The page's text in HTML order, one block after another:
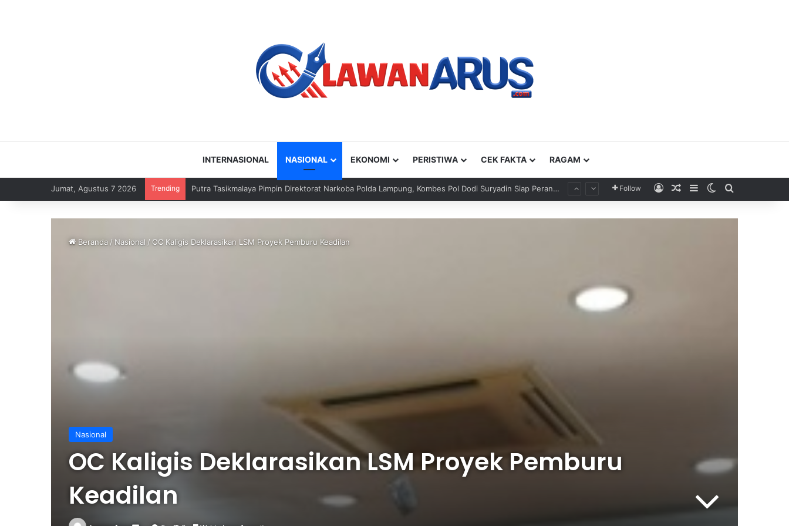
INTERNASIONAL NASIONAL EKONOMI PERISTIWA CEK FAKTA RAGAM
Jumat, Agustus 7 2026 Trending
FWK: Jurnalis Kawal Perkembangan Kasus MBG, KEJAGUNG Dituntut Lebih Tranparan Dan Bekukan Harta Tersangka
Follow MasukArtikel Acak
SidebarSwitch skin
Cari
Beranda / Nasional /OC Kaligis Deklarasikan LSM Proyek Pemburu Keadilan‎
Nasional
OC Kaligis Deklarasikan LSM Proyek Pemburu
Keadilan‎